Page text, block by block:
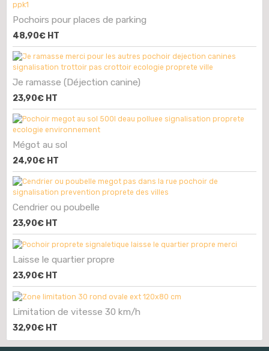
Pochoirs pour places de parking
48,90€ HT
Je ramasse (Déjection canine)
23,90€ HT
Mégot au sol
24,90€ HT
Cendrier ou poubelle
23,90€ HT
Laisse le quartier propre
23,90€ HT
Limitation de vitesse 30 km/h
32,90€ HT